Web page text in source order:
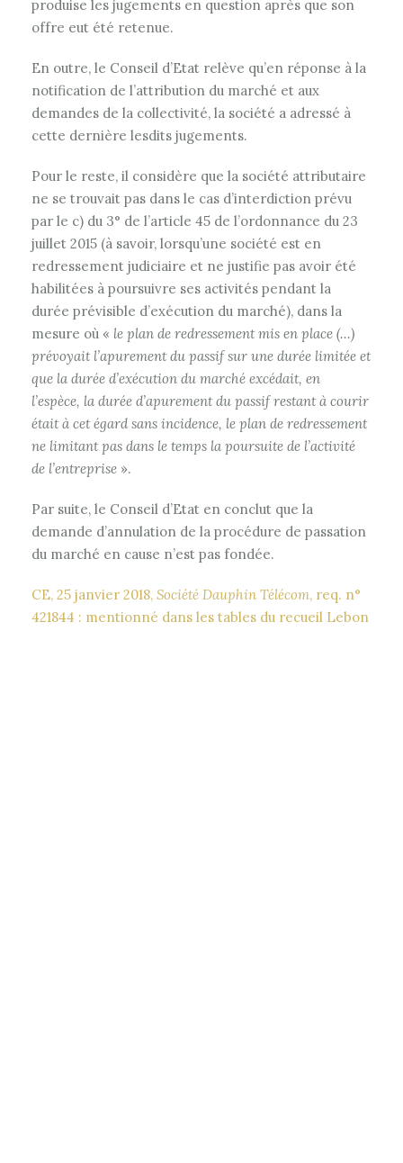
produise les jugements en question après que son
offre eut été retenue.
En outre, le Conseil d’Etat relève qu’en réponse à la
notification de l’attribution du marché et aux
demandes de la collectivité, la société a adressé à
cette dernière lesdits jugements.
Pour le reste, il considère que la société attributaire
ne se trouvait pas dans le cas d’interdiction prévu
par le c) du 3° de l’article 45 de l’ordonnance du 23
juillet 2015 (à savoir, lorsqu’une société est en
redressement judiciaire et ne justifie pas avoir été
habilitées à poursuivre ses activités pendant la
durée prévisible d’exécution du marché), dans la
mesure où « le plan de redressement mis en place (…)
prévoyait l’apurement du passif sur une durée limitée et
que la durée d’exécution du marché excédait, en
l’espèce, la durée d’apurement du passif restant à courir
était à cet égard sans incidence, le plan de redressement
ne limitant pas dans le temps la poursuite de l’activité
de l’entreprise ».
Par suite, le Conseil d’Etat en conclut que la
demande d’annulation de la procédure de passation
du marché en cause n’est pas fondée.
CE, 25 janvier 2018, Société Dauphin Télécom, req. n°
421844 : mentionné dans les tables du recueil Lebon